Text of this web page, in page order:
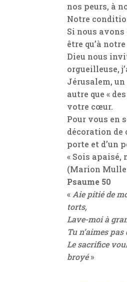
nos peurs, à
Notre
Si nous
être qu’à
Dieu nous
orgueilleuse,
Jérusalem,
autre que «
votre cœur.
Pour vous en
décoration de
porte et d’un
« Sois
(Marion
Psaume 50
« Aie pitié de
torts,
Lave-moi à
Tu n’aimes
Le sacrifice
broyé»